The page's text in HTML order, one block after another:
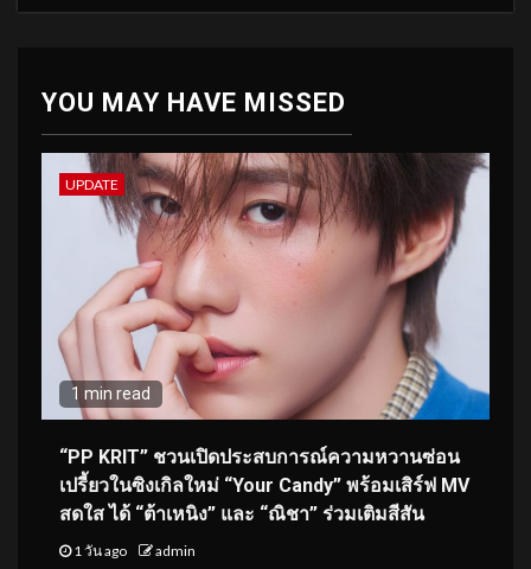
YOU MAY HAVE MISSED
UPDATE
1 min read
“PP KRIT” ชวนเปิดประสบการณ์ความหวานซ่อน
เปรี้ยวในซิงเกิลใหม่ “Your Candy” พร้อมเสิร์ฟ MV
สดใส ได้ “ต้าเหนิง” และ “ณิชา” ร่วมเติมสีสัน
1 วัน ago admin